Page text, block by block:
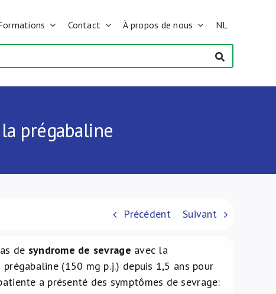
Contact À propos de nous NL
prégabaline
Précédent Suivant
de syndrome de sevrage avec la
(150 mg p.j.) depuis 1,5 ans pour
a présenté des symptômes de sevrage: